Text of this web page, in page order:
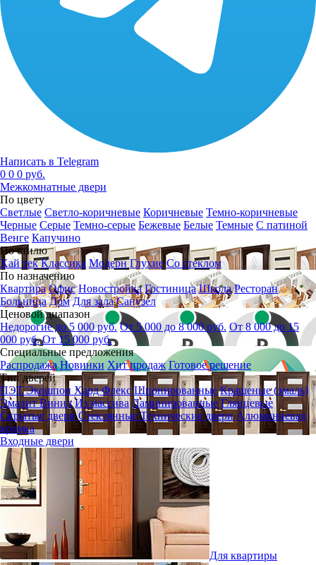
Написать в Telegram
0 0 0 руб.
Межкомнатные двери
По цвету
Светлые Светло-коричневые Коричневые Темно-коричневые
Черные Серые Темно-серые Бежевые Белые Темные С патиной
Венге Капучино
По стилю
Хай тек Классика Модерн Глухие Со стеклом
По назначению
Квартира Офис Новостройка Гостиница Школа Ресторан
Больница Дом Для зала Санузел
Ценовой диапазон
Недорогие до 5 000 руб. От 5 000 до 8 000 руб. От 8 000 до 15
000 руб. От 15 000 руб.
Специальные предложения
Распродажа Новинки Хит продаж Готовое решение
Тип дверей
ПЭТЭкошпон Хард Флекс Шпонированные Крашеные (эмаль)
ЭмалитВинил Из массива Ламинированные Глянцевые
Скрытые двери СтеклянныеТехнические двери Алюминиевая
кромка
Входные двери
Для квартиры